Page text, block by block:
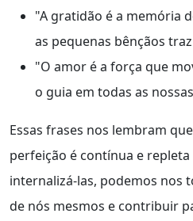
"A gratidão é a memória
as pequenas bênçãos
"O amor é a força que
o guia em todas as
Essas frases nos lembram
perfeição é contínua e
internalizá-las, podemos nos
de nós mesmos e contribuir